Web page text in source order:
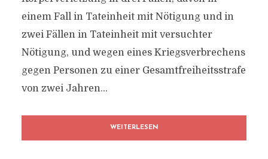
einem Fall in Tateinheit mit Nötigung und in
zwei Fällen in Tateinheit mit versuchter
Nötigung, und wegen eines Kriegsverbrechens
gegen Personen zu einer Gesamtfreiheitsstrafe
von zwei Jahren...
WEITERLESEN